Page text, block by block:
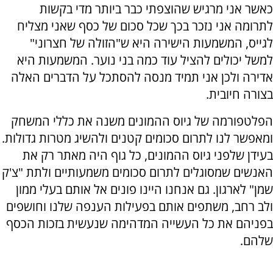
כאשר אני מרגיש שהוצפתי כבר ביותר מדי בקשות
לתרומה אני נזכר בכך שכל סכום של כסף שאני מצליח
לגייס, המשמעות הישירה היא ש"הזולה של חצרוני"
למשל יכולים להציל עוד כמה בני נוער. המשמעות היא
אדירה ולכן אני תמיד מנסה להסתכל על הדברים האלה
בצורה חיובית.
הפלטפורמה של גיוס ההמונים משנה את כללי המשחק
ומאפשר לנו לתרום סכומים קטנים ולהשיג מטרות גדולות.
בעידן שלפני גיוס ההמונים, כל גוף היה מאתר רק את
האנשים שמסוגלים לתרום סכומים משמעותיים ולתת "צ'ק
שמן" לארגון. גם אנחנו היינו פונים אל אותם בעלי ממון
ולב רחב, משתפים אותם בפעילות הענפה שלנו וחושפים
בפניהם את כל העשייה המדהימה שנעשית בזכות הכסף
שלהם.